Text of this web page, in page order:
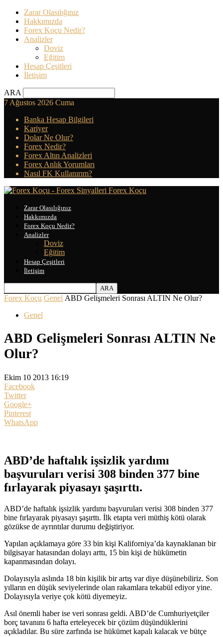
Zarar Olasılığınız
Hakkımızda
Forex Koçu Nedir?
Analizler
Doviz
Eğitim
Hesap Çeşitleri
İletişim
ARA
7 Ağustos 2026 Cuma
Banka Hesap Bilgileri
Kariyer
Dolar Ne Olur?
Forex Nedir?
Forex Altın Analizleri
Forex Anlık Yorumları
Nasıl FK Kullanırım?
Forex Koçu
Zarar Olasılığınız
Hakkımızda
Forex Koçu Nedir?
Analizler
Doviz
Eğitim
Hesap Çeşitleri
İletişim
Forex Koçu Genel ABD Gelişmeleri Sonrası ALTIN Ne Olur?
Genel
ABD Gelişmeleri Sonrası ALTIN Ne
Olur?
Ekim 10 2013 16:19
Facebook
Twitter
Google+
Pinterest
WhatsApp
ABD’de haftalık işsizlik yardımı
başvuruları verisi 308 binden 377 bine
fırlayarak piyasayı şaşırttı.
ABD’de haftalık işsizlik yardımı başvuruları verisi 308 binden 377
bine fırlayarak piyasayı şaşırttı. İlk etapta veri müthiş kötü olarak
gözükse de ayrıntılar durumu değiştiriyor.
Yapılan açıklamaya göre 33 bin kişi Kaliforniya’da kaynaklanan bir
bilgisayar hatasından dolayı arttı, 15 bin kişi de hükümetin
kapanmasından dolayı.
Dolayısıyla aslında 18 bin kişilik bir artış var diye düşünebiliriz. Son
yılların en düşük seviyelerinde olan rakamlara tekabül ediyor yine.
Dolayısıyla veriye çok kötü diyemeyiz.
Asıl önemli haber ise veri sonrası geldi. ABD’de Cumhuriyetçiler
borç tavanını 6 hafta erteleyecek bir çözüm düşündüklerini
açıkladılar. Bu süre zarfında ise hükümet kapalı kalacak ve bütçe